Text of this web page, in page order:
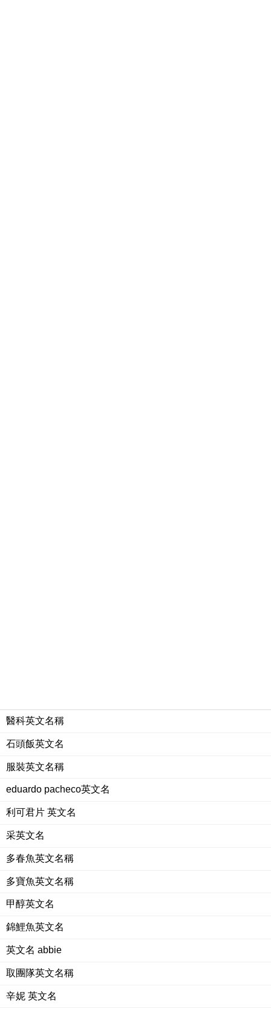
醫科英文名稱
石頭飯英文名
服裝英文名稱
eduardo pacheco英文名
利可君片 英文名
采英文名
多春魚英文名稱
多寶魚英文名稱
甲醇英文名
錦鯉魚英文名
英文名 abbie
取團隊英文名稱
辛妮 英文名